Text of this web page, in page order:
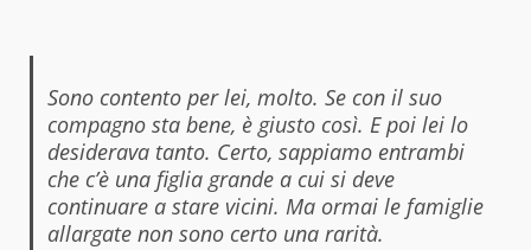
Sono contento per lei, molto. Se con il suo
compagno sta bene, è giusto così. E poi lei lo
desiderava tanto. Certo, sappiamo entrambi
che c’è una figlia grande a cui si deve
continuare a stare vicini. Ma ormai le famiglie
allargate non sono certo una rarità.